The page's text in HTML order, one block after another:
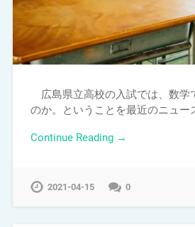
広島県立高校の入試では、数学
のか。ということを最近のニュー
Continue Reading →
2021-04-15 0